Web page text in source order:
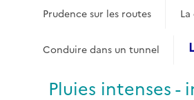
Prudence sur les routes
Conduire dans un tunnel
Pluies intenses -